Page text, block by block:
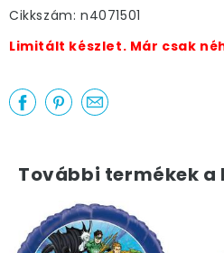
Cikkszám: n4071501
Limitált készlet. Már csak
További termékek